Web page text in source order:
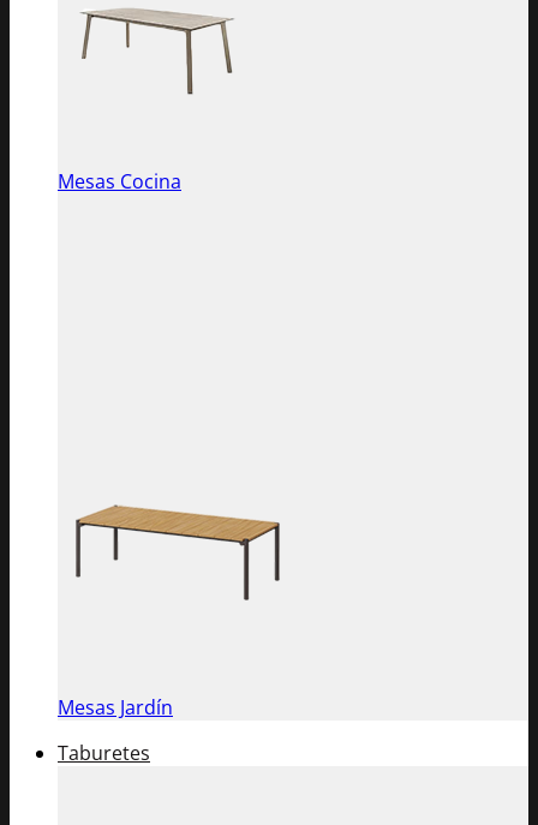
Mesas Cocina
Mesas Jardín
Taburetes